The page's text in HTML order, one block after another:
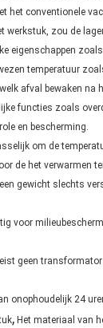
het conventionele
werkstuk, zou de
eigenschappen
temperatuur
afval bewaken na
functies zoals
en bescherming.
om de
de het verwarmen
gewicht slechts
voor
geen
onophoudelijk 24
, Het materiaal van